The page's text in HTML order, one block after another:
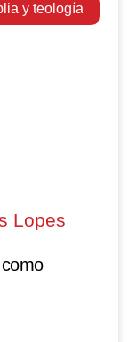
y teología
Lopes